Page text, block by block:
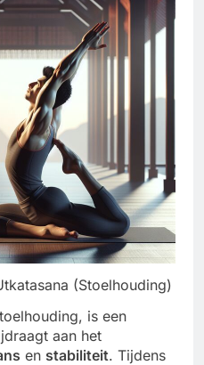
(Stoelhouding)
is een
aan het
en stabiliteit. Tijdens